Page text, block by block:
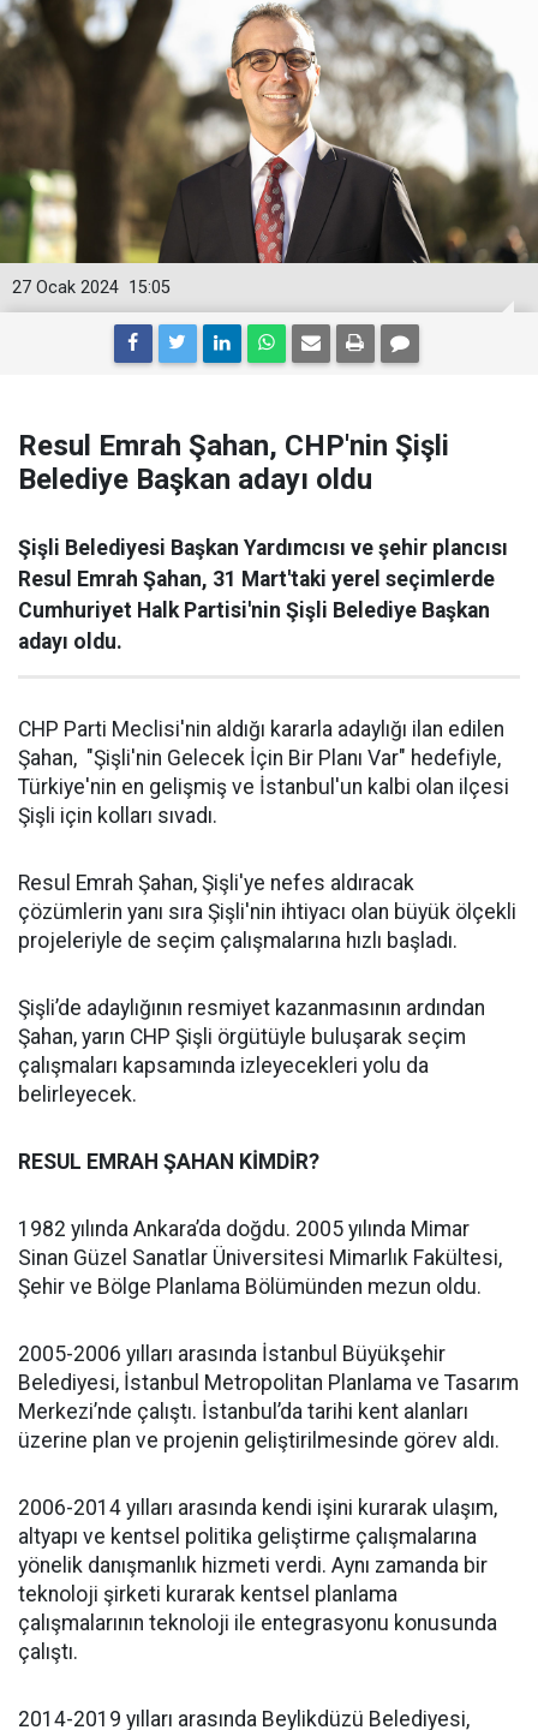
15:05
27 Ocak 2024
Resul Emrah Şahan, CHP'nin Şişli
Belediye Başkan adayı oldu
Şişli Belediyesi Başkan Yardımcısı ve şehir plancısı
Resul Emrah Şahan, 31 Mart'taki yerel seçimlerde
Cumhuriyet Halk Partisi'nin Şişli Belediye Başkan
adayı oldu.
CHP Parti Meclisi'nin aldığı kararla adaylığı ilan edilen
Şahan, "Şişli'nin Gelecek İçin Bir Planı Var" hedefiyle,
Türkiye'nin en gelişmiş ve İstanbul'un kalbi olan ilçesi
Şişli için kolları sıvadı.
Resul Emrah Şahan, Şişli'ye nefes aldıracak
çözümlerin yanı sıra Şişli'nin ihtiyacı olan büyük ölçekli
projeleriyle de seçim çalışmalarına hızlı başladı.
Şişli’de adaylığının resmiyet kazanmasının ardından
Şahan, yarın CHP Şişli örgütüyle buluşarak seçim
çalışmaları kapsamında izleyecekleri yolu da
belirleyecek.
RESUL EMRAH ŞAHAN KİMDİR?
1982 yılında Ankara’da doğdu. 2005 yılında Mimar
Sinan Güzel Sanatlar Üniversitesi Mimarlık Fakültesi,
Şehir ve Bölge Planlama Bölümünden mezun oldu.
2005-2006 yılları arasında İstanbul Büyükşehir
Belediyesi, İstanbul Metropolitan Planlama ve Tasarım
Merkezi’nde çalıştı. İstanbul’da tarihi kent alanları
üzerine plan ve projenin geliştirilmesinde görev aldı.
2006-2014 yılları arasında kendi işini kurarak ulaşım,
altyapı ve kentsel politika geliştirme çalışmalarına
yönelik danışmanlık hizmeti verdi. Aynı zamanda bir
teknoloji şirketi kurarak kentsel planlama
çalışmalarının teknoloji ile entegrasyonu konusunda
çalıştı.
2014-2019 yılları arasında Beylikdüzü Belediyesi,